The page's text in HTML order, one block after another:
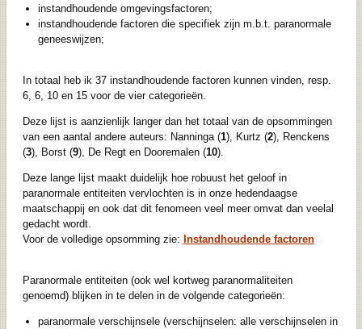
instandhoudende omgevingsfactoren;
instandhoudende factoren die specifiek zijn m.b.t. paranormale
geneeswijzen;
In totaal heb ik 37 instandhoudende factoren kunnen vinden, resp.
6, 6, 10 en 15 voor de vier categorieën.
Deze lijst is aanzienlijk langer dan het totaal van de opsommingen
van een aantal andere auteurs: Nanninga (1), Kurtz (2), Renckens
(3), Borst (9), De Regt en Dooremalen (10).
Deze lange lijst maakt duidelijk hoe robuust het geloof in
paranormale entiteiten vervlochten is in onze hedendaagse
maatschappij en ook dat dit fenomeen veel meer omvat dan veelal
gedacht wordt.
Voor de volledige opsomming zie: Instandhoudende factoren
Paranormale entiteiten (ook wel kortweg paranormaliteiten
genoemd) blijken in te delen in de volgende categorieën:
paranormale verschijnsele (verschijnselen: alle verschijnselen in